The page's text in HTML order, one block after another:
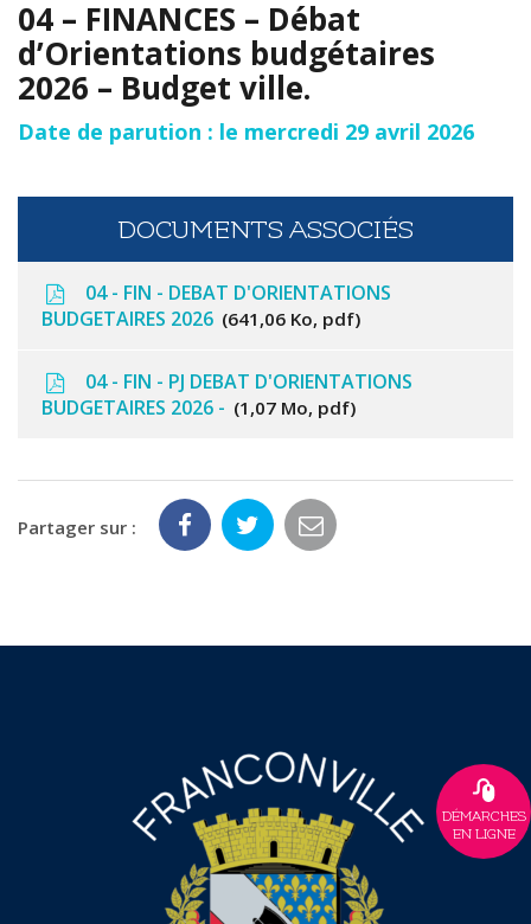
04 – FINANCES – Débat
d’Orientations budgétaires
2026 – Budget ville.
Date de parution : le mercredi 29 avril 2026
DOCUMENTS ASSOCIÉS
04 - FIN - DEBAT D'ORIENTATIONS
BUDGETAIRES 2026
641,06 Ko, pdf
04 - FIN - PJ DEBAT D'ORIENTATIONS
BUDGETAIRES 2026 -
1,07 Mo, pdf
Partager sur :
DÉMARCHES
EN LIGNE